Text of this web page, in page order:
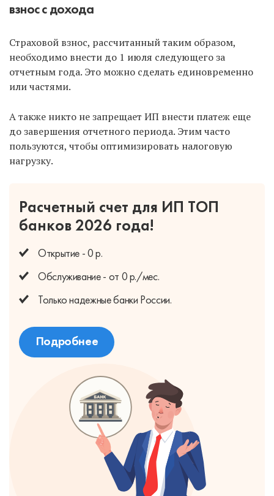
взнос с дохода
Страховой взнос, рассчитанный таким образом,
необходимо внести до 1 июля следующего за
отчетным года. Это можно сделать единовременно
или частями.
А также никто не запрещает ИП внести платеж еще
до завершения отчетного периода. Этим часто
пользуются, чтобы оптимизировать налоговую
нагрузку.
Расчетный счет для ИП ТОП
банков 2026 года!
Открытие - 0 р.
Обслуживание - от 0 р./мес.
Только надежные банки России.
Подробнее